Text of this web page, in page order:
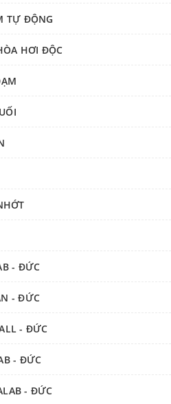
TỰ ĐỘNG
HƠI ĐỘC
- ĐỨC
- ĐỨC
- ĐỨC
- ĐỨC
- ĐỨC